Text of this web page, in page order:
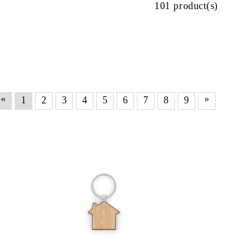
101 product(s)
« 1 2 3 4 5 6 7 8 9 »